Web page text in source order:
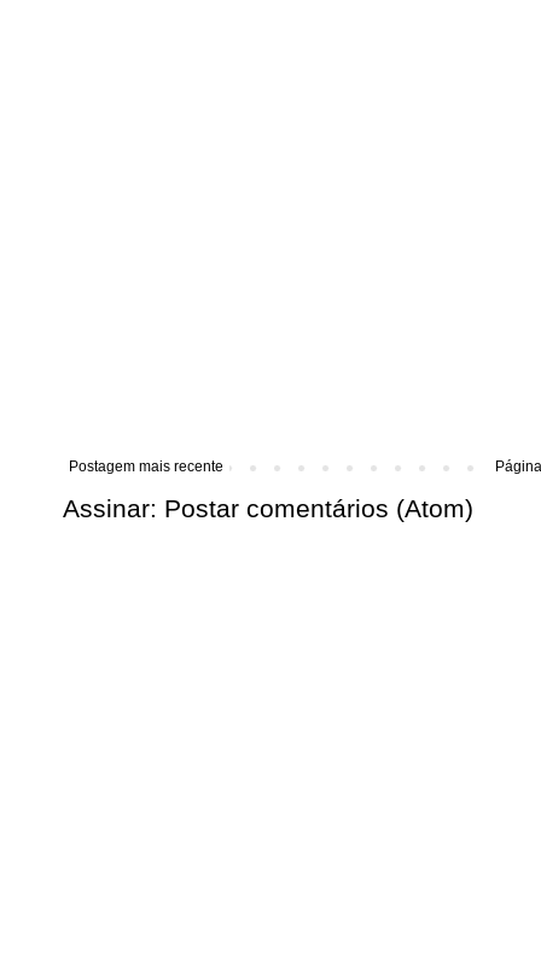
Postagem mais recente
Assinar: Postar comentários (Atom)